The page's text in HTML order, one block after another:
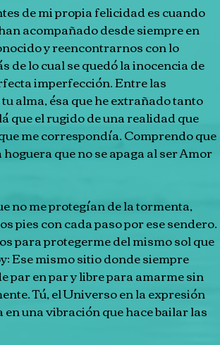
de mi propia felicidad es cuando
acompañado desde siempre en
y reencontrarnos con lo
de lo cual se quedó la inocencia de
imperfección. Entre las
alma, ésa que he extrañado tanto
que el rugido de una realidad que
me correspondía. Comprendo que
que no se apaga al ser Amor
no me protegían de la tormenta,
pies con cada paso por ese sendero.
para protegerme del mismo sol que
Ese mismo sitio donde siempre
par en par y libre para amarme sin
Tú, el Universo en la expresión
una vibración que hace bailar las